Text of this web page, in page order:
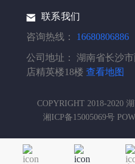
联系我们
咨询热线：
16680806886
公司地址：
湖南省长沙
店精英楼18楼 查看地图
COPYRIGHT 2018-2020
湘ICP备15005069号